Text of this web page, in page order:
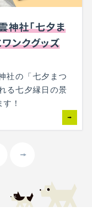
社「七夕ま
ンクグッズ
社の「七夕まつ
る七夕縁日の景
！